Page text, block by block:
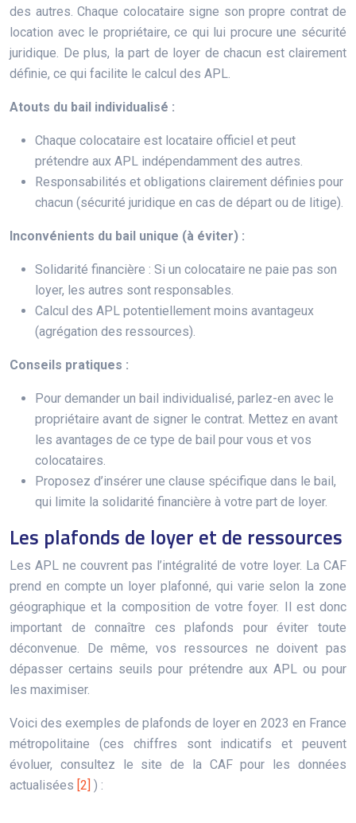
des autres. Chaque colocataire signe son propre contrat de
location avec le propriétaire, ce qui lui procure une sécurité
juridique. De plus, la part de loyer de chacun est clairement
définie, ce qui facilite le calcul des APL.
Atouts du bail individualisé :
Chaque colocataire est locataire officiel et peut
prétendre aux APL indépendamment des autres.
Responsabilités et obligations clairement définies pour
chacun (sécurité juridique en cas de départ ou de litige).
Inconvénients du bail unique (à éviter) :
Solidarité financière : Si un colocataire ne paie pas son
loyer, les autres sont responsables.
Calcul des APL potentiellement moins avantageux
(agrégation des ressources).
Conseils pratiques :
Pour demander un bail individualisé, parlez-en avec le
propriétaire avant de signer le contrat. Mettez en avant
les avantages de ce type de bail pour vous et vos
colocataires.
Proposez d’insérer une clause spécifique dans le bail,
qui limite la solidarité financière à votre part de loyer.
Les plafonds de loyer et de ressources
Les APL ne couvrent pas l’intégralité de votre loyer. La CAF
prend en compte un loyer plafonné, qui varie selon la zone
géographique et la composition de votre foyer. Il est donc
important de connaître ces plafonds pour éviter toute
déconvenue. De même, vos ressources ne doivent pas
dépasser certains seuils pour prétendre aux APL ou pour
les maximiser.
Voici des exemples de plafonds de loyer en 2023 en France
métropolitaine (ces chiffres sont indicatifs et peuvent
évoluer, consultez le site de la CAF pour les données
actualisées [2] ) :